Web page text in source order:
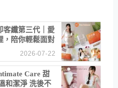
客纖第三代｜愛
，陪你輕鬆面對
2026-07-22
Care 甜
和潔淨 洗後不